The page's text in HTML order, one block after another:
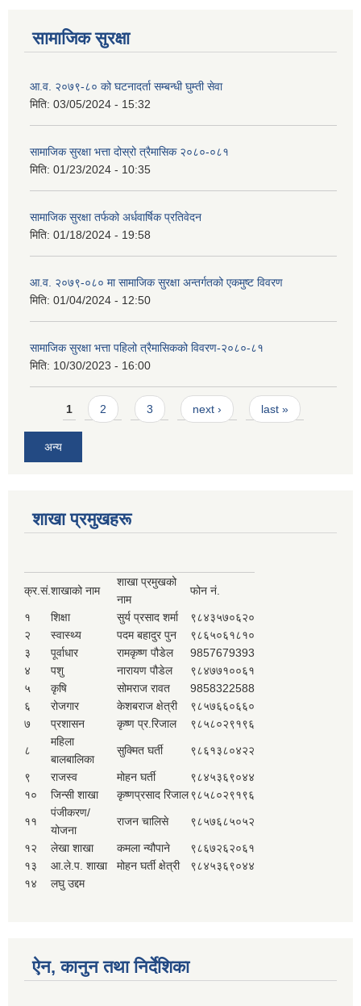
सामाजिक सुरक्षा
आ.व. २०७९-८० को घटनादर्ता सम्बन्धी घुम्ती सेवा
मिति: 03/05/2024 - 15:32
सामाजिक सुरक्षा भत्ता दोस्रो त्रैमासिक २०८०-०८१
मिति: 01/23/2024 - 10:35
सामाजिक सुरक्षा तर्फको अर्धवार्षिक प्रतिवेदन
मिति: 01/18/2024 - 19:58
आ.व. २०७९-०८० मा सामाजिक सुरक्षा अन्तर्गतको एकमुष्ट विवरण
मिति: 01/04/2024 - 12:50
सामाजिक सुरक्षा भत्ता पहिलो त्रैमासिकको विवरण-२०८०-८१
मिति: 10/30/2023 - 16:00
Pages
1 2 3 next › last »
अन्य
शाखा प्रमुखहरू
क्र.सं.शाखाको नाम
शाखा प्रमुखको
नाम
फोन नं.
१ शिक्षा सुर्य प्रसाद शर्मा
९८४३५७०६२०
२
स्वास्थ्य पदम बहादुर पुन
९८६५०६१८१०
३
पूर्वाधार रामकृष्ण पौडेल
9857679393
४
पशु नारायण पौडेल
९८४७७१००६१
५
कृषि सोमराज रावत
9858322588
६
रोजगार केशबराज क्षेत्री
९८५७६६०६६०
७
प्रशासन कृष्ण प्र.रिजाल ९८५८०२९१९६
८
महिला
बालबालिका
सुक्मित घर्ती ९८६१३८०४२२
९ राजस्व मोहन घर्ती
९८४५३६९०४४
१०
जिन्सी शाखा कृष्णप्रसाद रिजाल९८५८०२९१९६
११
पंजीकरण/
योजना
राजन चालिसे ९८५७६८५०५२
१२ लेखा शाखा कमला न्यौपाने
९८६७२६२०६१
१३
आ.ले.प. शाखा मोहन घर्ती क्षेत्री
९८४५३६९०४४
१४
लघु उद्दम
ऐन, कानुन तथा निर्देशिका